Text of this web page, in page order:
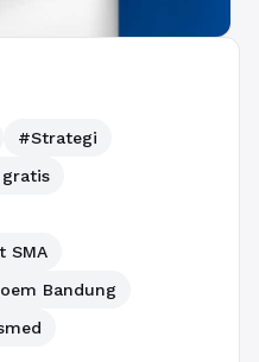
#Strategi
SMA
Bandung